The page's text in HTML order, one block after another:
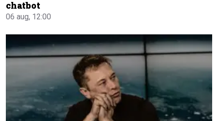
chatbot
06 aug, 12:00